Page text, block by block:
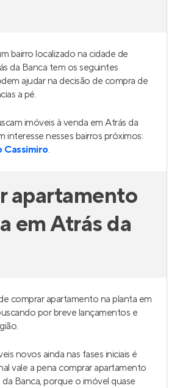
bairro localizado na cidade de
da Banca tem os seguintes
ajudar na decisão de compra de
a pé.
imóveis à venda em Atrás da
interesse nesses bairros próximos:
Cassimiro.
apartamento
em Atrás da
comprar apartamento na planta em
por breve lançamentos e
novos ainda nas fases iniciais é
vale a pena comprar apartamento
Banca, porque o imóvel quase